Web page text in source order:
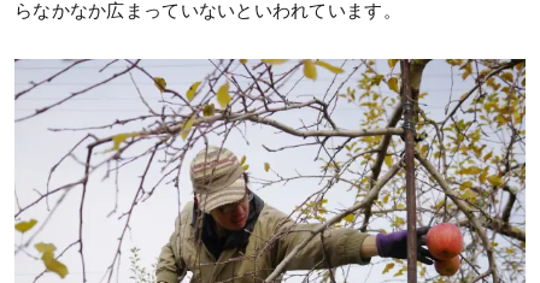
らなかなか広まっていないといわれています。